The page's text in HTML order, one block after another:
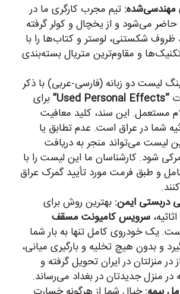
مهندسی‌شده: تیم مجرب کارگری ما در
می‌شود و از یخچال و کولر گرفته
ظروف شکستنی، لوستر و کتاب‌ها را با
و مقاوم‌ترین متریال بسته‌بندی
لیست دو زبانه (فارسی-عربی) با ذکر
“Used Personal Effects”
برای
مستعمل. این سند، کلید معافیت
شما در عراق است. عدم تطابق یا
لیست می‌تواند منجر به دریافت
شود. کارشناسان ما این لیست را با
و طبق فرمت مورد تأیید گمرک عراق
دربستی ایمن: بهترین روش برای
سرویس کامیونت مسقف
یک خودروی کامل تنها به بار شما
و بدون هیچ تخلیه و بارگیری میانی،
در منزلتان در ایران تحویل گرفته و
در منزل جدیدتان در بغداد می‌رساند.